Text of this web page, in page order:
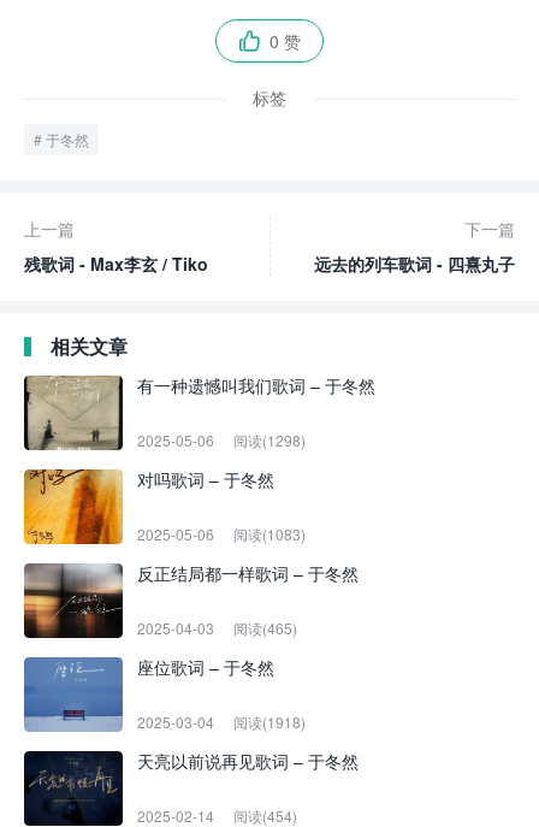
 0 赞
标签
于冬然
上一篇
残歌词 - Max李玄 / Tiko
下一篇
远去的列车歌词 - 四熹丸子
相关文章
有一种遗憾叫我们歌词 – 于冬然
2025-05-06 阅读(1298)
对吗歌词 – 于冬然
2025-05-06 阅读(1083)
反正结局都一样歌词 – 于冬然
2025-04-03 阅读(465)
座位歌词 – 于冬然
2025-03-04 阅读(1918)
天亮以前说再见歌词 – 于冬然
2025-02-14 阅读(454)